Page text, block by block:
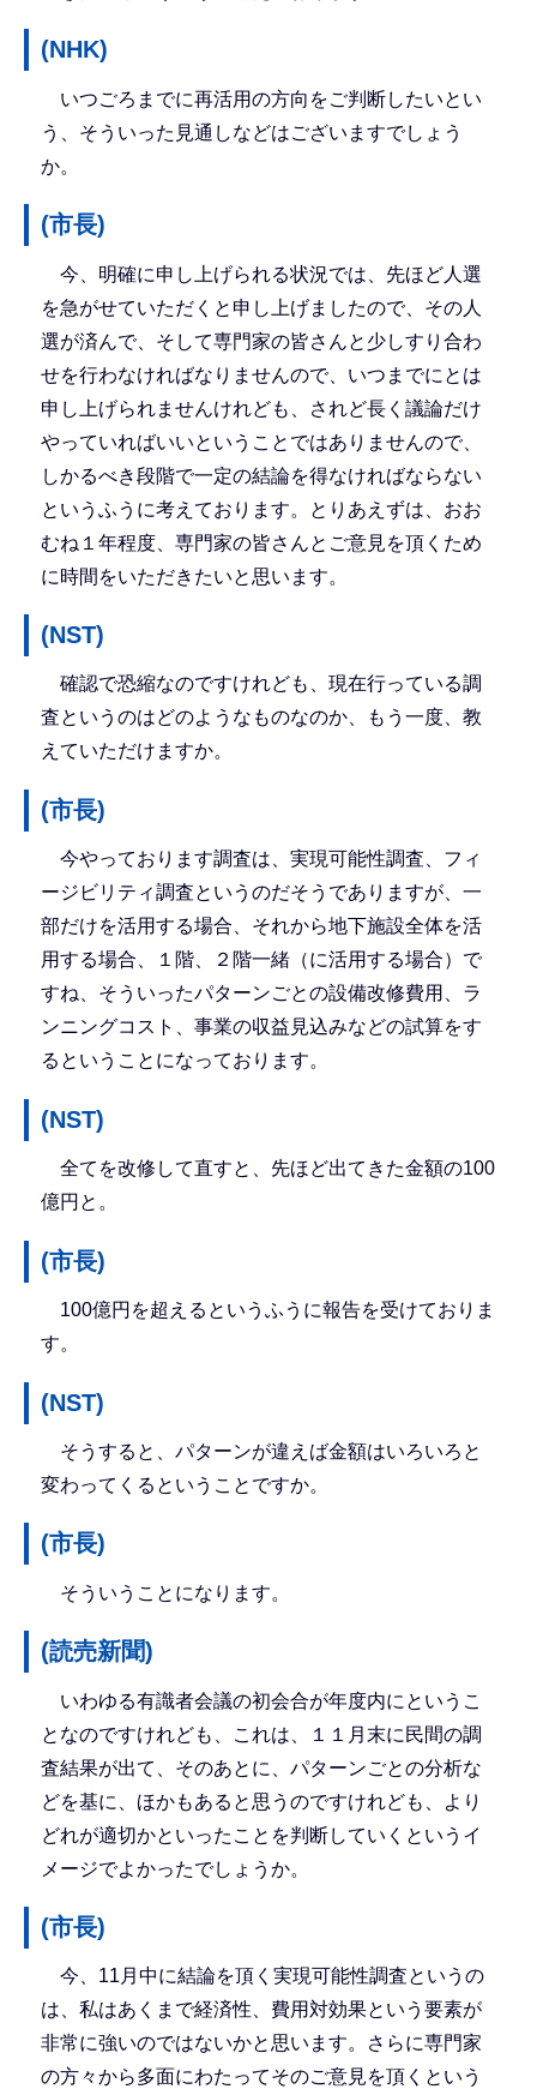
(NHK)
いつごろまでに再活用の方向をご判断したいとい
う、そういった見通しなどはございますでしょう
か。
(市長)
今、明確に申し上げられる状況では、先ほど人選
を急がせていただくと申し上げましたので、その人
選が済んで、そして専門家の皆さんと少しすり合わ
せを行わなければなりませんので、いつまでにとは
申し上げられませんけれども、されど長く議論だけ
やっていればいいということではありませんので、
しかるべき段階で一定の結論を得なければならない
というふうに考えております。とりあえずは、おお
むね１年程度、専門家の皆さんとご意見を頂くため
に時間をいただきたいと思います。
(NST)
確認で恐縮なのですけれども、現在行っている調
査というのはどのようなものなのか、もう一度、教
えていただけますか。
(市長)
今やっております調査は、実現可能性調査、フィ
ージビリティ調査というのだそうでありますが、一
部だけを活用する場合、それから地下施設全体を活
用する場合、１階、２階一緒（に活用する場合）で
すね、そういったパターンごとの設備改修費用、ラ
ンニングコスト、事業の収益見込みなどの試算をす
るということになっております。
(NST)
全てを改修して直すと、先ほど出てきた金額の100
億円と。
(市長)
100億円を超えるというふうに報告を受けておりま
す。
(NST)
そうすると、パターンが違えば金額はいろいろと
変わってくるということですか。
(市長)
そういうことになります。
(読売新聞)
いわゆる有識者会議の初会合が年度内にというこ
となのですけれども、これは、１１月末に民間の調
査結果が出て、そのあとに、パターンごとの分析な
どを基に、ほかもあると思うのですけれども、より
どれが適切かといったことを判断していくというイ
メージでよかったでしょうか。
(市長)
今、11月中に結論を頂く実現可能性調査というの
は、私はあくまで経済性、費用対効果という要素が
非常に強いのではないかと思います。さらに専門家
の方々から多面にわたってそのご意見を頂くという